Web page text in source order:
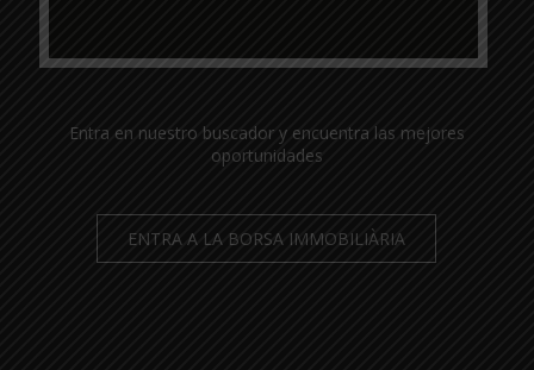
Entra en nuestro buscador y encuentra las mejores
oportunidades
ENTRA A LA BORSA IMMOBILIÀRIA